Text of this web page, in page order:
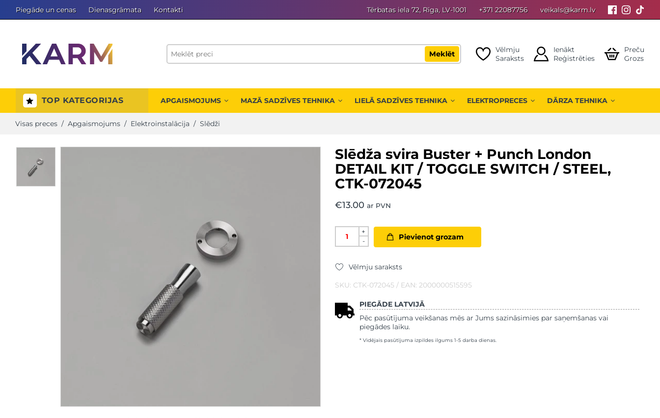
Piegāde un cenas Dienasgrāmata Kontakti Tērbatas iela 72, Rīga, LV-1001 +371 22087756 veikals@karm.lv
Meklēt
Vēlmju
Saraksts
Ienākt
Reģistrēties
Preču
Grozs
TOP KATEGORIJAS APGAISMOJUMS MAZĀ SADZĪVES TEHNIKA LIELĀ SADZĪVES TEHNIKA ELEKTROPRECES DĀRZA TEHNIKA
Visas preces / Apgaismojums / Elektroinstalācija / Slēdži
Slēdža svira Buster + Punch London
DETAIL KIT / TOGGLE SWITCH / STEEL,
CTK-072045
€13.00 ar PVN
+
-
Pievienot grozam
Vēlmju saraksts
SKU: CTK-072045 / EAN: 2000000515595
PIEGĀDE LATVIJĀ
Pēc pasūtījuma veikšanas mēs ar Jums sazināsimies par saņemšanas vai
piegādes laiku.
* Vidējais pasūtījuma izpildes ilgums 1-5 darba dienas.